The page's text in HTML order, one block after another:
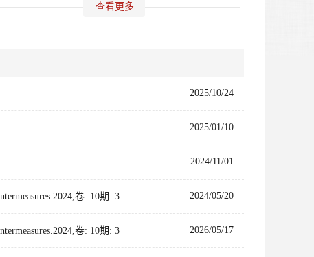
查看更多
2025/10/24
2025/01/10
2024/11/01
卷: 10期: 3 2024/05/20
卷: 10期: 3 2026/05/17